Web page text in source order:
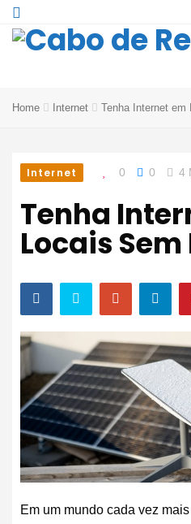
Home Internet Tenha Internet em
Internet 0 0 4
Tenha
Locais Sem
Em um mundo cada vez